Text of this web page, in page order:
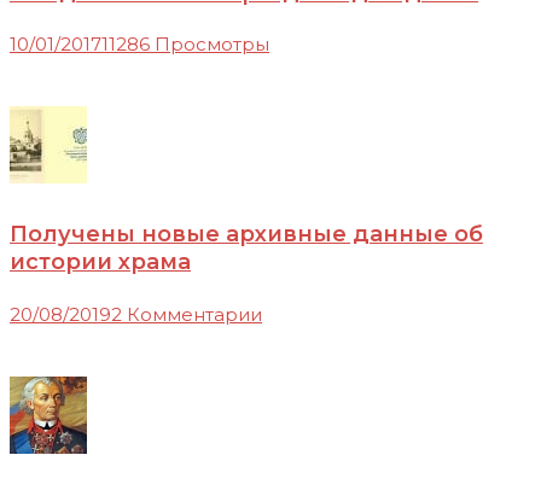
10/01/201711286 Просмотры
Получены новые архивные данные об
истории храма
20/08/20192 Комментарии